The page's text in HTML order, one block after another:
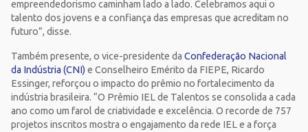
empreendedorismo caminham lado a lado. Celebramos aqui o
talento dos jovens e a confiança das empresas que acreditam no
futuro”, disse.
Também presente, o vice-presidente da Confederação Nacional
da Indústria (CNI) e Conselheiro Emérito da FIEPE, Ricardo
Essinger, reforçou o impacto do prêmio no fortalecimento da
indústria brasileira. “O Prêmio IEL de Talentos se consolida a cada
ano como um farol de criatividade e excelência. O recorde de 757
projetos inscritos mostra o engajamento da rede IEL e a força